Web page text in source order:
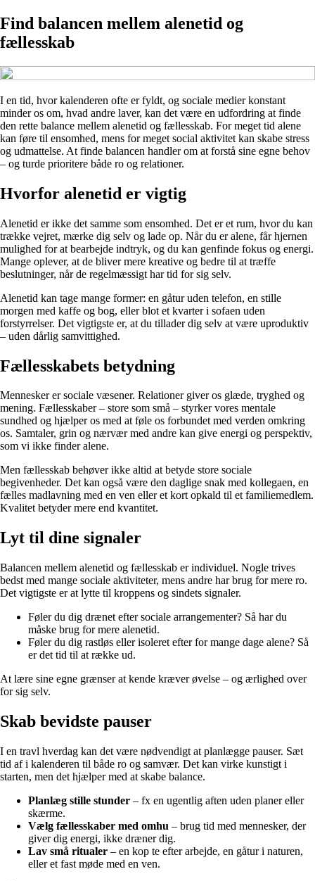
Find balancen mellem alenetid og
fællesskab
I en tid, hvor kalenderen ofte er fyldt, og sociale medier konstant
minder os om, hvad andre laver, kan det være en udfordring at finde
den rette balance mellem alenetid og fællesskab. For meget tid alene
kan føre til ensomhed, mens for meget social aktivitet kan skabe stress
og udmattelse. At finde balancen handler om at forstå sine egne behov
– og turde prioritere både ro og relationer.
Hvorfor alenetid er vigtig
Alenetid er ikke det samme som ensomhed. Det er et rum, hvor du kan
trække vejret, mærke dig selv og lade op. Når du er alene, får hjernen
mulighed for at bearbejde indtryk, og du kan genfinde fokus og energi.
Mange oplever, at de bliver mere kreative og bedre til at træffe
beslutninger, når de regelmæssigt har tid for sig selv.
Alenetid kan tage mange former: en gåtur uden telefon, en stille
morgen med kaffe og bog, eller blot et kvarter i sofaen uden
forstyrrelser. Det vigtigste er, at du tillader dig selv at være uproduktiv
– uden dårlig samvittighed.
Fællesskabets betydning
Mennesker er sociale væsener. Relationer giver os glæde, tryghed og
mening. Fællesskaber – store som små – styrker vores mentale
sundhed og hjælper os med at føle os forbundet med verden omkring
os. Samtaler, grin og nærvær med andre kan give energi og perspektiv,
som vi ikke finder alene.
Men fællesskab behøver ikke altid at betyde store sociale
begivenheder. Det kan også være den daglige snak med kollegaen, en
fælles madlavning med en ven eller et kort opkald til et familiemedlem.
Kvalitet betyder mere end kvantitet.
Lyt til dine signaler
Balancen mellem alenetid og fællesskab er individuel. Nogle trives
bedst med mange sociale aktiviteter, mens andre har brug for mere ro.
Det vigtigste er at lytte til kroppens og sindets signaler.
Føler du dig drænet efter sociale arrangementer? Så har du
måske brug for mere alenetid.
Føler du dig rastløs eller isoleret efter for mange dage alene? Så
er det tid til at række ud.
At lære sine egne grænser at kende kræver øvelse – og ærlighed over
for sig selv.
Skab bevidste pauser
I en travl hverdag kan det være nødvendigt at planlægge pauser. Sæt
tid af i kalenderen til både ro og samvær. Det kan virke kunstigt i
starten, men det hjælper med at skabe balance.
Planlæg stille stunder – fx en ugentlig aften uden planer eller
skærme.
Vælg fællesskaber med omhu – brug tid med mennesker, der
giver dig energi, ikke dræner dig.
Lav små ritualer – en kop te efter arbejde, en gåtur i naturen,
eller et fast møde med en ven.